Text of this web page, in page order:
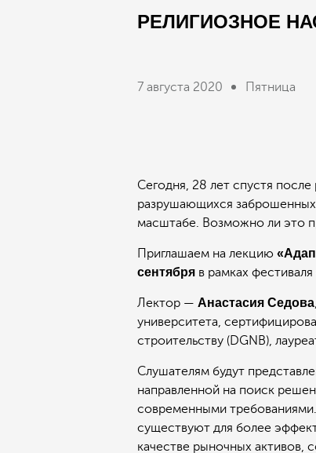
РЕЛИГИОЗНОЕ
7 августа 2020 Пятница
Сегодня, 28 лет спустя
разрушающихся заброшенных
масштабе. Возможно ли это
Приглашаем на лекцию
сентябряв рамках
Лектор — Анастасия Седова
университета,
строительству (DGNB),
Слушателям будут
направленной на поиск
современными
существуют для более
качестве рыночных активов,